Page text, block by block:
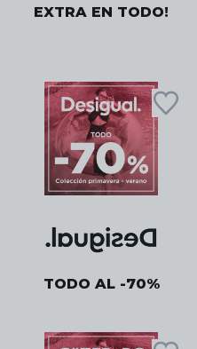
EXTRA EN TODO!
TODO AL -70%